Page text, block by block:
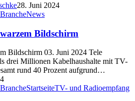
28. Juni 2024
News
Bildschirm
Bildschirm 03. Juni 2024 Tele
drei Millionen Kabelhaushalte mit TV-
rund 40 Prozent aufgrund…
StartseiteTV- und Radioempfang